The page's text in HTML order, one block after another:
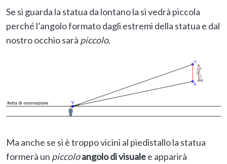
Se si guarda la statua da lontano la si vedrà piccola
perché l’angolo formato dagli estremi della statua e dal
nostro occhio sarà piccolo.
Ma anche se si è troppo vicini al piedistallo la statua
formerà un piccoloangolo di visualee apparirà